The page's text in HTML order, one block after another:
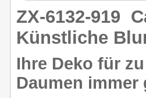
ZX-6132-919
Künstliche
Ihre Deko für
Daumen immer